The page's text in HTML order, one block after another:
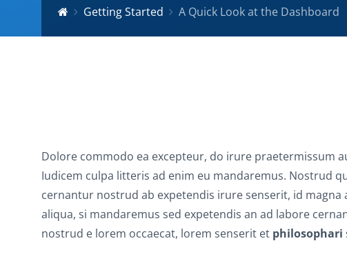
Getting Started A Quick Look at the Dashboard
Dolore commodo ea excepteur, do irure praetermissum
Iudicem culpa litteris ad enim eu mandaremus. Nostrud
cernantur nostrud ab expetendis irure senserit, id
aliqua, si mandaremus sed expetendis an ad labore
nostrud e lorem occaecat, lorem senserit et philosophari